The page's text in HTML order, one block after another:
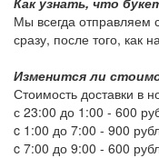
Мы всегда отправляем
сразу, после того, как
Изменится ли
Стоимость доставки в
с 23:00 до 1:00 - 600
c 1:00 до 7:00 - 900
c 7:00 до 9:00 - 600